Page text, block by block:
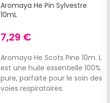
Aromaya He Pin Sylvestre
10mL
7,29 €
Aromaya He Scots Pine 10m. L
est une huile essentielle 100%
pure, parfaite pour le soin des
voies respiratoires.